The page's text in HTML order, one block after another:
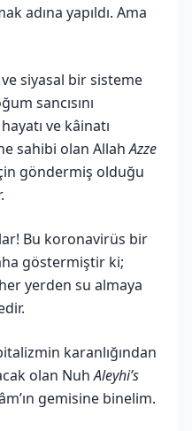
adına yapıldı. Ama
siyasal bir sisteme
sancısını
ve kâinatı
sahibi olan AllahAzze
göndermiş olduğu
Bu koronavirüs bir
göstermiştir ki;
yerden su almaya
karanlığından
olan NuhAleyhi’s
gemisine binelim.